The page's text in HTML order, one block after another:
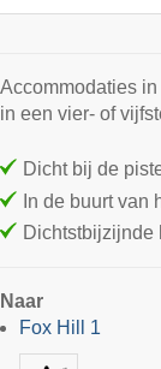
Accommodaties
in een vier- of
Dicht bij de
In de buurt van
Dichtstbijzijnde
Naar
Fox Hill 1